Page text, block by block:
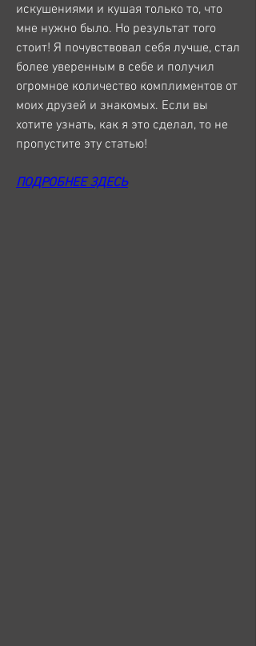
искушениями и кушая только то, что
мне нужно было. Но результат того
стоит! Я почувствовал себя лучше, стал
более уверенным в себе и получил
огромное количество комплиментов от
моих друзей и знакомых. Если вы
хотите узнать, как я это сделал, то не
пропустите эту статью!
ПОДРОБНЕЕ ЗДЕСЬ